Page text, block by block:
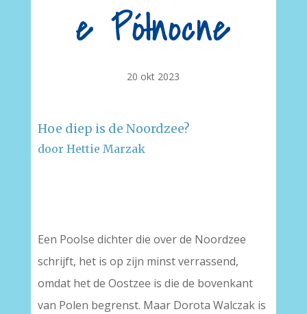
e Północne
20 okt 2023
Hoe diep is de Noordzee?
door Hettie Marzak
Een Poolse dichter die over de Noordzee
schrijft, het is op zijn minst verrassend,
omdat het de Oostzee is die de bovenkant
van Polen begrenst. Maar Dorota Walczak is